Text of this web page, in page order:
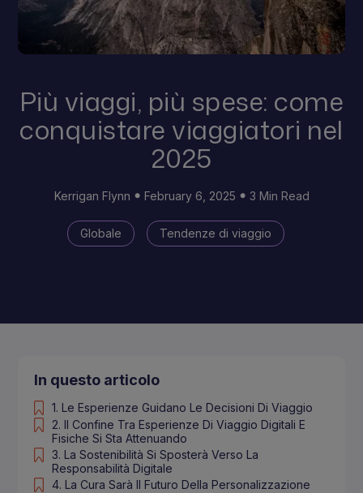
Più viaggi, più spese: come
conquistare viaggiatori nel
2025
Kerrigan Flynn February 6, 2025 3 Min Read
Globale Tendenze di viaggio
In questo articolo
1. Le Esperienze Guidano Le Decisioni Di Viaggio
2. Il Confine Tra Esperienze Di Viaggio Digitali E
Fisiche Si Sta Attenuando
3. La Sostenibilità Si Sposterà Verso La
Responsabilità Digitale
4. La Cura Sarà Il Futuro Della Personalizzazione